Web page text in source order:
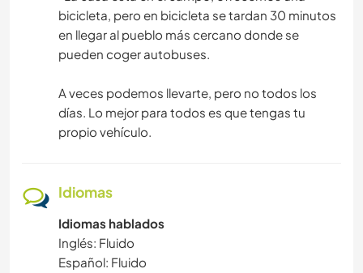
bicicleta, pero en bicicleta se tardan 30 minutos
en llegar al pueblo más cercano donde se
pueden coger autobuses.
A veces podemos llevarte, pero no todos los
días. Lo mejor para todos es que tengas tu
propio vehículo.
Idiomas
Idiomas hablados
Inglés: Fluido
Español: Fluido